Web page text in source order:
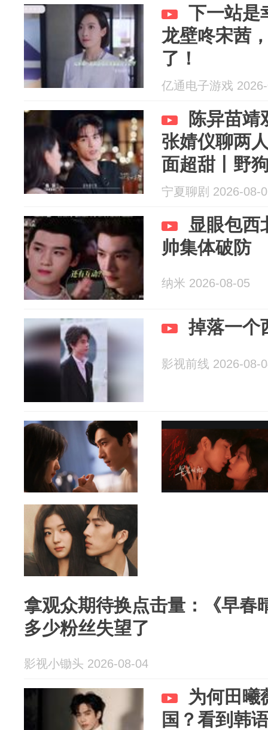
下一站是
龙壁咚宋茜
了！
亿通电子游戏
陈异苗靖
张婧仪聊两
面超甜丨野
宁夏聊剧 2026-08-
显眼包西
帅集体破防
纳米 2026-08-05
掉落一个
影视前线 2026-08-
拿观众期待换点击量：《早春
多少粉丝失望了
影视小锄头 2026-08-04
为何田曦
国？看到韩